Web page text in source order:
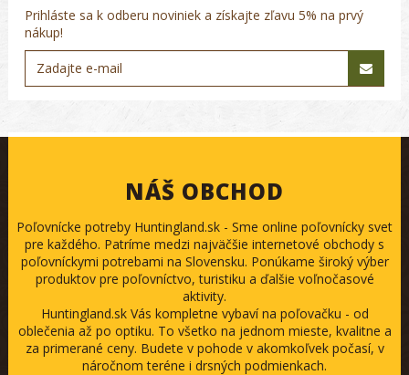
Prihláste sa k odberu noviniek a získajte zľavu 5% na prvý
nákup!
NÁŠ OBCHOD
Poľovnícke potreby Huntingland.sk - Sme online poľovnícky svet
pre každého. Patríme medzi najväčšie internetové obchody s
poľovníckymi potrebami na Slovensku. Ponúkame široký výber
produktov pre poľovníctvo, turistiku a ďalšie voľnočasové
aktivity.
Huntingland.sk Vás kompletne vybaví na poľovačku - od
oblečenia až po optiku. To všetko na jednom mieste, kvalitne a
za primerané ceny. Budete v pohode v akomkoľvek počasí, v
náročnom teréne i drsných podmienkach.